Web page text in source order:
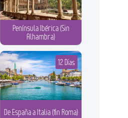
Península Ibérica (Sin
Alhambra)
De España a Italia (fin Roma)
12 Días